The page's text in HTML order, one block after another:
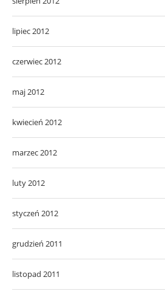
lipiec 2012
czerwiec 2012
maj 2012
kwiecień 2012
marzec 2012
luty 2012
styczeń 2012
grudzień 2011
listopad 2011